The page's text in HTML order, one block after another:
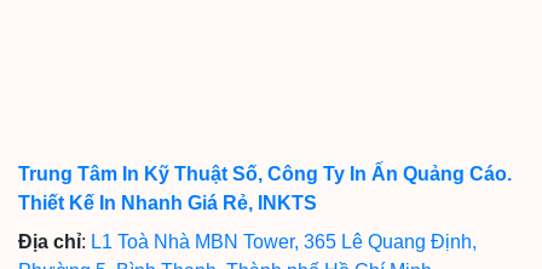
Trung Tâm In Kỹ Thuật Số, Công Ty In Ấn Quảng Cáo.
Thiết Kế In Nhanh Giá Rẻ, INKTS
Địa chỉ: L1 Toà Nhà MBN Tower, 365 Lê Quang Định,